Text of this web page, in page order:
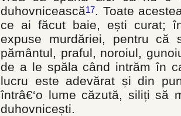
duhovnicească17. Toate
ce ai făcut baie, ești curat;
expuse murdăriei, pentru că
pământul, praful, noroiul,
de a le spăla când intrăm în
lucru este adevărat și din
întrâ€‘o lume căzută, siliți să
duhovnicești.